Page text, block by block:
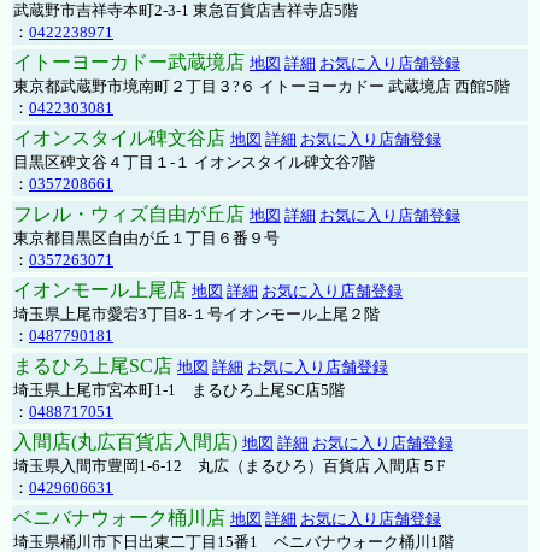
武蔵野市吉祥寺本町2-3-1 東急百貨店吉祥寺店5階
： 0422238971
イトーヨーカドー武蔵境店 地図 詳細 お気に入り店舗登録
東京都武蔵野市境南町２丁目３?６ イトーヨーカドー 武蔵境店 西館5階
： 0422303081
イオンスタイル碑文谷店 地図 詳細 お気に入り店舗登録
目黒区碑文谷４丁目１-１ イオンスタイル碑文谷7階
： 0357208661
フレル・ウィズ自由が丘店 地図 詳細 お気に入り店舗登録
東京都目黒区自由が丘１丁目６番９号
： 0357263071
イオンモール上尾店 地図 詳細 お気に入り店舗登録
埼玉県上尾市愛宕3丁目8-１号イオンモール上尾２階
： 0487790181
まるひろ上尾SC店 地図 詳細 お気に入り店舗登録
埼玉県上尾市宮本町1-1 まるひろ上尾SC店5階
： 0488717051
入間店(丸広百貨店入間店) 地図 詳細 お気に入り店舗登録
埼玉県入間市豊岡1-6-12 丸広（まるひろ）百貨店 入間店５F
： 0429606631
ベニバナウォーク桶川店 地図 詳細 お気に入り店舗登録
埼玉県桶川市下日出東二丁目15番1 ベニバナウォーク桶川1階